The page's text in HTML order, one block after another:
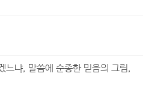
느냐, 말씀에 순종한 믿음의 그림,